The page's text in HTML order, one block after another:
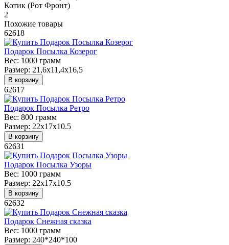
Котик (Рот Фронт)
2
Похожие товары
62618
Подарок Посылка Козерог
Вес: 1000 грамм
Размер: 21,6x11,4x16,5
В корзину
62617
Подарок Посылка Ретро
Вес: 800 грамм
Размер: 22х17х10.5
В корзину
62631
Подарок Посылка Узоры
Вес: 1000 грамм
Размер: 22х17х10.5
В корзину
62632
Подарок Снежная сказка
Вес: 1000 грамм
Размер: 240*240*100